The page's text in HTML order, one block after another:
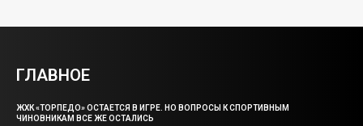
ГЛАВНОЕ
ЖХК «ТОРПЕДО» ОСТАЕТСЯ В ИГРЕ. НО ВОПРОСЫ К СПОРТИВНЫМ
ЧИНОВНИКАМ ВСЕ ЖЕ ОСТАЛИСЬ